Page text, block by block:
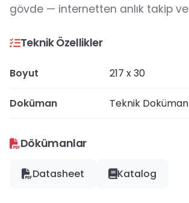
gövde — internetten anlık takip
Teknik Özellikler
Boyut 217 x 30
Doküman Teknik
Dökümanlar
Datasheet Katalog